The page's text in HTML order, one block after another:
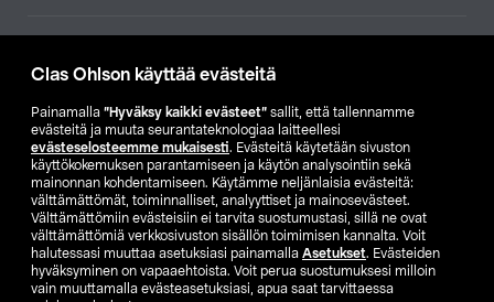
Clas Ohlson käyttää evästeitä
Painamalla ”Hyväksy kaikki evästeet” sallit, että tallennamme
evästeitä ja muuta seurantateknologiaa laitteellesi
evästeselosteemme mukaisesti. Evästeitä käytetään sivuston
käyttökokemuksen parantamiseen ja käytön analysointiin sekä
mainonnan kohdentamiseen. Käytämme neljänlaisia evästeitä:
välttämättömät, toiminnalliset, analyyttiset ja mainosevästeet.
Välttämättömiin evästeisiin ei tarvita suostumustasi, sillä ne ovat
välttämättömiä verkkosivuston sisällön toimimisen kannalta. Voit
halutessasi muuttaa asetuksiasi painamalla Asetukset. Evästeiden
hyväksyminen on vapaaehtoista. Voit perua suostumuksesi milloin
vain muuttamalla evästeasetuksiasi, apua saat tarvittaessa
Etsi myymälä
SE NO FI
FI SV